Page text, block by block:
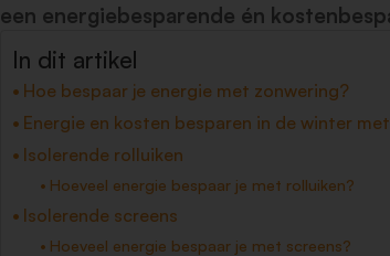
een energiebesparende én
In dit artikel
Hoe bespaar je energie met zonwering?
Energie en kosten besparen in de winter
Isolerende rolluiken
Hoeveel energie bespaar je met rolluiken?
Isolerende screens
Hoeveel energie bespaar je met screens?